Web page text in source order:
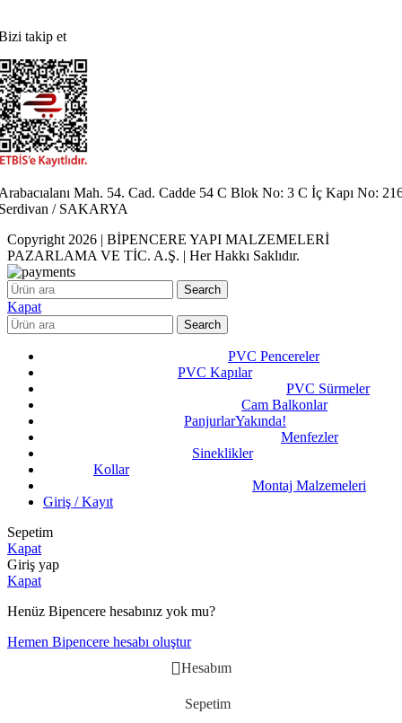
takip et
Mah. 54. Cad. Cadde 54 C Blok No: 3 C İç Kapı No:
/ SAKARYA
Copyright 2026 | BİPENCERE YAPI MALZEMELERİ
PAZARLAMA VE TİC. A.Ş. | Her Hakkı Saklıdır.
Search
Kapat
Search
PVC Pencereler
PVC Kapılar
PVC Sürmeler
Cam Balkonlar
PanjurlarYakında!
Menfezler
Sineklikler
Kollar
Montaj Malzemeleri
Giriş / Kayıt
Sepetim
Kapat
Giriş yap
Kapat
Henüz Bipencere hesabınız yok mu?
Hemen Bipencere hesabı oluştur
Hesabım
Sepetim